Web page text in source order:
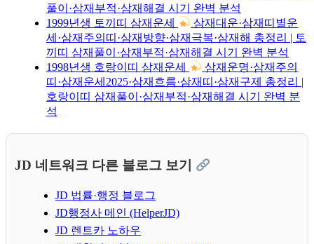
풀이·삼재부적·삼재해결 시기 완벽 분석
1999년생 토끼띠 삼재운세
삼재대운·삼재띠별운
세·삼재주의띠·삼재방향·삼재극복·삼재해 총정리 | 토
끼띠 삼재풀이·삼재부적·삼재해결 시기 완벽 분석
1998년생 호랑이띠 삼재운세
삼재운명·삼재주의
띠·삼재운세2025·삼재흐름·삼재띠·삼재구제 총정리 |
호랑이띠 삼재풀이·삼재부적·삼재해결 시기 완벽 분
석
JD 네트워크 다른 블로그 보기
JD 법률·행정 블로그
JD행정사 메인 (HelperJD)
JD 렌트카 노하우